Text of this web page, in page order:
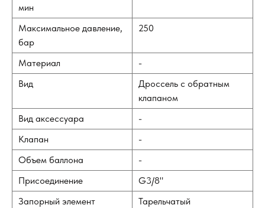
мин
Максимальное давление,
бар
250
Материал
-
Вид
Дроссель с обратным
клапаном
Вид аксессуара
-
Клапан
-
Объем баллона
-
Присоединение
G3/8"
Запорный элемент
Тарельчатый